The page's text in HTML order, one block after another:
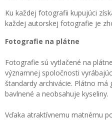
Ku každej fotografii kupujúci
každej autorskej fotografie je
Fotografie na plátne
Fotografie sú vytlačené na
významnej spoločnosti
štandardy archivácie. Plátno má
bavlnené a neobsahuje kyseliny.
Vďaka atraktívnemu matnému